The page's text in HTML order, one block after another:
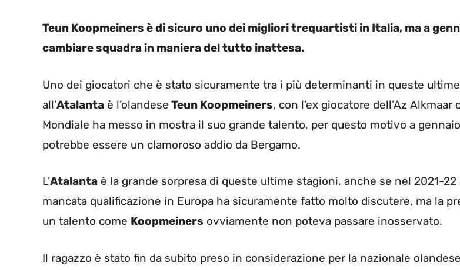
Teun Koopmeiners è di sicuro uno dei migliori trequartisti in Italia, ma a
cambiare squadra in maniera del tutto inattesa.
Uno dei giocatori che è stato sicuramente tra i più determinanti in queste
all’Atalanta è l’olandese Teun Koopmeiners, con l’ex giocatore dell’Az Alkmaar
Mondiale ha messo in mostra il suo grande talento, per questo motivo a
potrebbe essere un clamoroso addio da Bergamo.
L’Atalanta è la grande sorpresa di queste ultime stagioni, anche se nel 2021-22
mancata qualificazione in Europa ha sicuramente fatto molto discutere, ma la
un talento come Koopmeiners ovviamente non poteva passare inosservato.
Il ragazzo è stato fin da subito preso in considerazione per la nazionale